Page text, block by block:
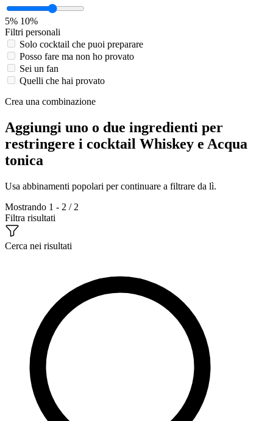
5% 10%
Filtri personali
Solo cocktail che puoi preparare
Posso fare ma non ho provato
Sei un fan
Quelli che hai provato
Crea una combinazione
Aggiungi uno o due ingredienti per
restringere i cocktail Whiskey e Acqua
tonica
Usa abbinamenti popolari per continuare a filtrare da lì.
Mostrando 1 - 2 / 2
Filtra risultati
Cerca nei risultati